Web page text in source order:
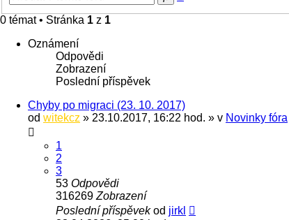
0 témat • Stránka 1 z 1
Oznámení
Odpovědi
Zobrazení
Poslední příspěvek
Chyby po migraci (23. 10. 2017)
od witekcz » 23.10.2017, 16:22 hod. » v Novinky fóra
1
2
3
53 Odpovědi
316269 Zobrazení
Poslední příspěvekod jirkl